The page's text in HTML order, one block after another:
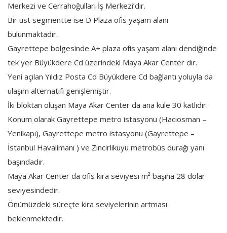
Merkezi ve Cerrahoğulları İş Merkezi’dir.
Bir üst segmentte ise D Plaza ofis yaşam alanı
bulunmaktadır.
Gayrettepe bölgesinde A+ plaza ofis yaşam alanı dendiğinde
tek yer Büyükdere Cd üzerindeki Maya Akar Center dır.
Yeni açılan Yıldız Posta Cd Büyükdere Cd bağlantı yoluyla da
ulaşım alternatifi genişlemiştir.
İki bloktan oluşan Maya Akar Center da ana kule 30 katlıdır.
Konum olarak Gayrettepe metro istasyonu (Hacıosman –
Yenikapı), Gayrettepe metro istasyonu (Gayrettepe –
İstanbul Havalimanı ) ve Zincirlikuyu metrobüs durağı yanı
başındadır.
Maya Akar Center da ofis kira seviyesi m² başına 28 dolar
seviyesindedir.
Önümüzdeki süreçte kira seviyelerinin artması
beklenmektedir.